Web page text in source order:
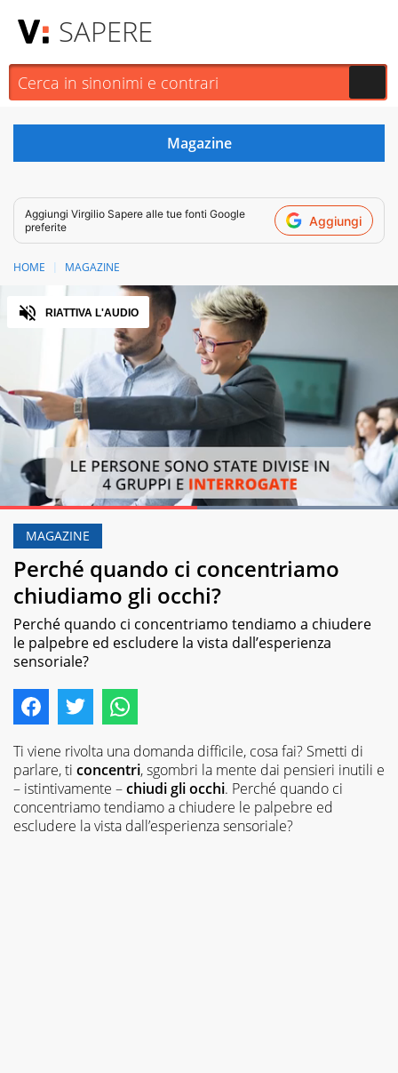
SAPERE
Aggiungi Virgilio Sapere alle tue fonti Google
preferite
Aggiungi
HOME MAGAZINE
PauseUnmute
Loaded:100.00%
Audio
RIATTIVA L'AUDIO
MAGAZINE
Perché quando ci concentriamo
chiudiamo gli occhi?
Perché quando ci concentriamo tendiamo a chiudere
le palpebre ed escludere la vista dall’esperienza
sensoriale?
Ti viene rivolta una domanda difficile, cosa fai? Smetti di
parlare, ti concentri, sgombri la mente dai pensieri inutili e
– istintivamente –chiudi gli occhi. Perché quando ci
concentriamo tendiamo a chiudere le palpebre ed
escludere la vista dall’esperienza sensoriale?